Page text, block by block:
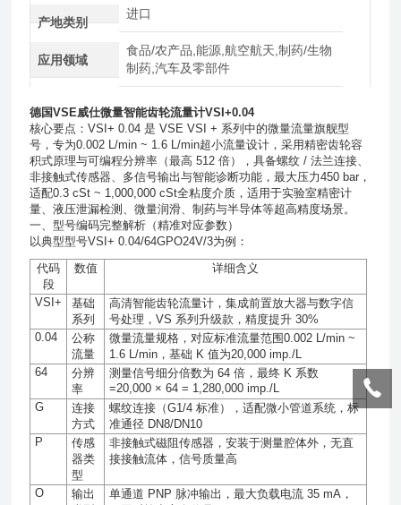
产地类别
进口
应用领域
食品/农产品,能源,航空航天,制药/生物
制药,汽车及零部件
德国VSE威仕微量智能齿轮流量计VSI+0.04
核心要点：VSI+ 0.04 是 VSE VSI + 系列中的微量流量旗舰型
号，专为0.002 L/min ~ 1.6 L/min超小流量设计，采用精密齿轮容
积式原理与可编程分辨率（最高 512 倍），具备螺纹 / 法兰连接、
非接触式传感器、多信号输出与智能诊断功能，最大压力450 bar，
适配0.3 cSt ~ 1,000,000 cSt全粘度介质，适用于实验室精密计
量、液压泄漏检测、微量润滑、制药与半导体等超高精度场景。
一、型号编码完整解析（精准对应参数）
以典型型号VSI+ 0.04/64GPO24V/3为例：
代码
段
数值 详细含义
VSI+
基础
系列
高清智能齿轮流量计，集成前置放大器与数字信
号处理，VS 系列升级款，精度提升 30%
0.04
公称
流量
微量流量规格，对应标准流量范围0.002 L/min ~
1.6 L/min ，基础 K值为20,000 imp./L
64
分辨
率
测量信号细分倍数为 64倍，最终 K 系数
=20,000 × 64 = 1,280,000 imp./L
G
连接
方式
螺纹连接（G1/4标准），适配微小管道系统，标
准通径 DN8/DN10
P
传感
器类
型
非接触式磁阻传感器，安装于测量腔体外，无直
接接触流体，信号质量高
O
输出
单通道 PNP 脉冲输出，最大负载电流 35 mA ，